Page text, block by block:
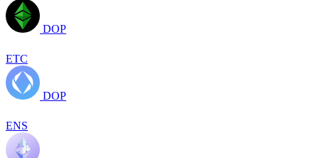
DOP
ETC
DOP
ENS